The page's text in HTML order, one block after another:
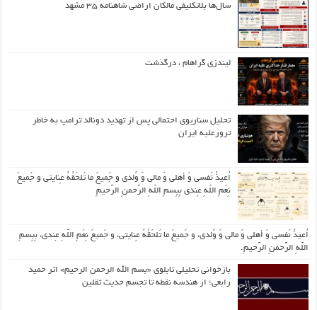
سال‌ها بلاتکلیفی مالکان اراضی شاهنامه ۳۵ مشهد
لیندزی گراهام ، درگذشت
تحلیل سناریوی احتمالی پس از تهدید دونالد ترامپ به خاطر
ترورعلیه ایران
اُعیذُ نَفسی وَ أهلی وَ مالی وَ وُلدی و جَمیعَ ما تَلحَقُهُ عِنایتی و جَمیعَ
نِعَمِ اللّهِ عِندی بِبِسمِ اللّهِ الرَّحمنِ الرَّحیمِ
اُعیذُ نَفسی وَ أهلی وَ مالی وَ وُلدی، و جَمیعَ ما تَلحَقُهُ عِنایتی، و جَمیعَ نِعَمِ اللّهِ عِندی، بِبِسمِ
اللّهِ الرَّحمنِ الرَّحیمِ.
بازخوانی تحلیلی تابلوی «بسم الله الرحمن الرحیم» اثر حمید
رابعی؛ از هندسه نقطه تا تجسم حدیث ثقلین